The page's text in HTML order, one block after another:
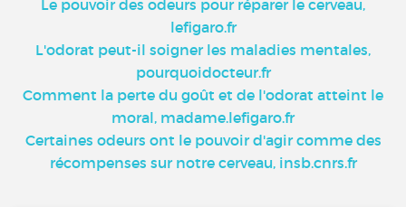
Le pouvoir des odeurs pour réparer le cerveau,
lefigaro.fr
L'odorat peut-il soigner les maladies mentales,
pourquoidocteur.fr
Comment la perte du goût et de l'odorat atteint le
moral, madame.lefigaro.fr
Certaines odeurs ont le pouvoir d'agir comme des
récompenses sur notre cerveau, insb.cnrs.fr